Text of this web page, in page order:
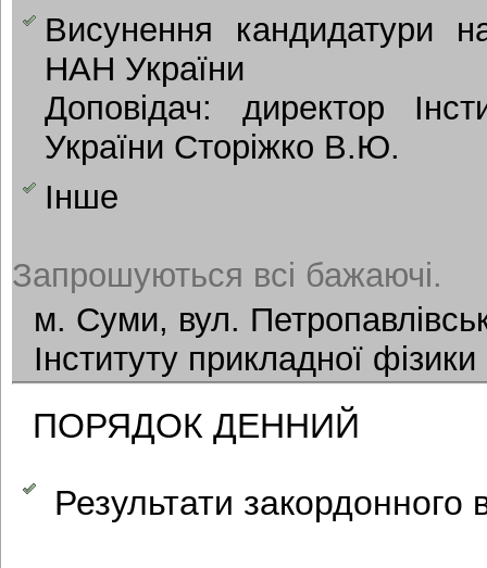
Висунення кандидатури
НАН України
Доповідач: директор
України Сторіжко В.Ю.
Інше
Запрошуються всі бажаючі.
м. Суми, вул.
Інституту прикладної фізики
ПОРЯДОК ДЕННИЙ
Результати